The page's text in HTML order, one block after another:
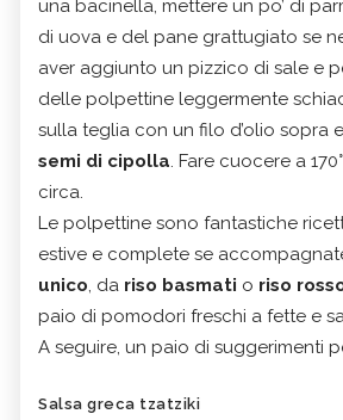
una bacinella, mettere un po’ di
di uova e del pane grattugiato se
aver aggiunto un pizzico di sale e
delle polpettine leggermente
sulla teglia con un filo d’olio sopra
semi di cipolla. Fare cuocere a
circa.
Le polpettine sono fantastiche
estive e complete se
unico, da riso basmati o riso
paio di pomodori freschi a fette e
A seguire, un paio di suggerimenti
Salsa greca tzatziki